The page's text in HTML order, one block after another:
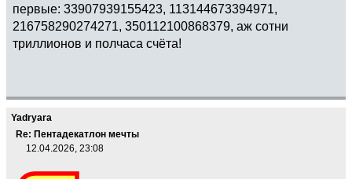
первые: 33907939155423, 113144673394971,
216758290274271, 350112100868379, аж сотни
триллионов и полчаса счёта!
Yadryara
Re: Пентадекатлон мечты
12.04.2026, 23:08